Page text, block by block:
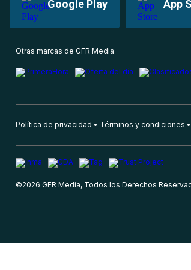
Google Play App
Otras marcas de GFR Media
Política de privacidad Términos y condiciones
©2026 GFR Media, Todos los Derechos